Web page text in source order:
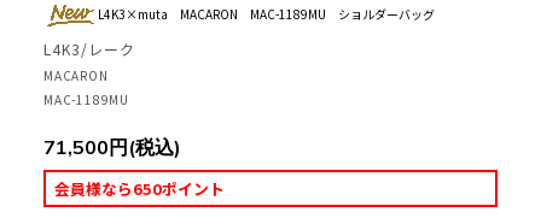
L4K3×muta MACARON MAC-1189MU ショルダーバッグ
L4K3/レーク
MACARON
MAC-1189MU
71,500円(税込)
会員様なら650ポイント